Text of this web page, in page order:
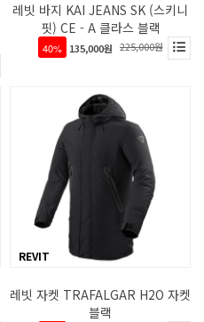
레빗 바지 KAI JEANS SK (스키니
핏) CE - A 클라스 블랙
40% 135,000원 225,000원
REVIT
레빗 자켓 TRAFALGAR H2O 자켓
블랙